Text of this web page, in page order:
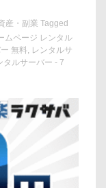
産・副業 Tagged
ムページ レンタル
無料, レンタルサ
タルサーバー - 7